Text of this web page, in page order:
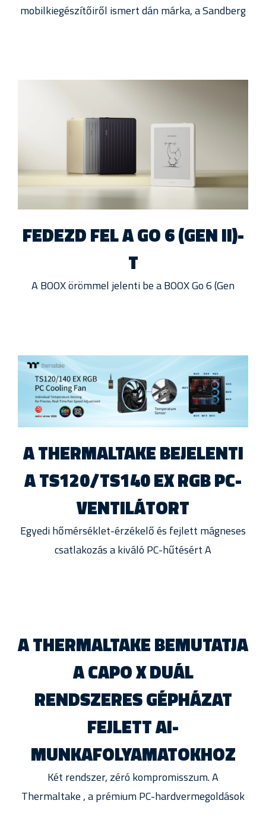
mobilkiegészítőiről ismert dán márka, a Sandberg
FEDEZD FEL A GO 6 (GEN II)-
T
A BOOX örömmel jelenti be a BOOX Go 6 (Gen
A THERMALTAKE BEJELENTI
A TS120/TS140 EX RGB PC-
VENTILÁTORT
Egyedi hőmérséklet-érzékelő és fejlett mágneses
csatlakozás a kiváló PC-hűtésért A
A THERMALTAKE BEMUTATJA
A CAPO X DUÁL
RENDSZERES GÉPHÁZAT
FEJLETT AI-
MUNKAFOLYAMATOKHOZ
Két rendszer, zéró kompromisszum. A
Thermaltake , a prémium PC-hardvermegoldások